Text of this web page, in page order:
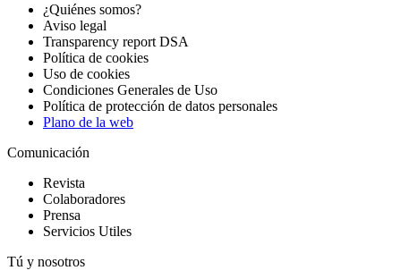
¿Quiénes somos?
Aviso legal
Transparency report DSA
Política de cookies
Uso de cookies
Condiciones Generales de Uso
Política de protección de datos personales
Plano de la web
Comunicación
Revista
Colaboradores
Prensa
Servicios Utiles
Tú y nosotros